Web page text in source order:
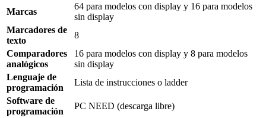
Marcas
64 para modelos con display y 16 para modelos
sin display
Marcadores de
texto
8
Comparadores
analógicos
16 para modelos con display y 8 para modelos
sin display
Lenguaje de
programación
Lista de instrucciones o ladder
Software de
programación
PC NEED (descarga libre)